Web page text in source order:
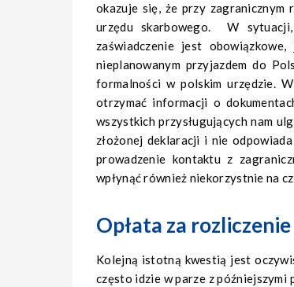
okazuje się, że przy zagranicznym
urzędu skarbowego. W
zaświadczenie jest
nieplanowanym przyjazdem do
formalności w polskim urzędzie.
otrzymać informacji o
wszystkich przysługujących nam
złożonej deklaracji i nie
prowadzenie kontaktu z
wpłynąć również niekorzystnie na
Opłata za rozliczenie
Kolejną istotną kwestią jest
często idzie w parze z późniejszymi